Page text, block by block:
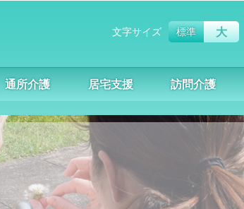
通所介護 居宅支援 訪問介護
文字サイズ 標準 大